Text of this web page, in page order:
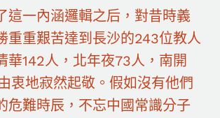
這一內涵邏輯之后，對昔時義
重重艱苦達到長沙的243位教人
華142人，北年夜73人，南開
衷地寂然起敬。假如沒有他們
危難時辰，不忘中國常識分子